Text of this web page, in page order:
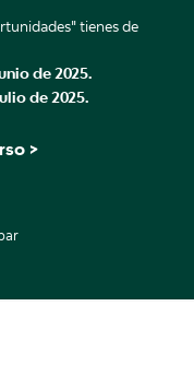
tienes de
de 2025.
de 2025.
>